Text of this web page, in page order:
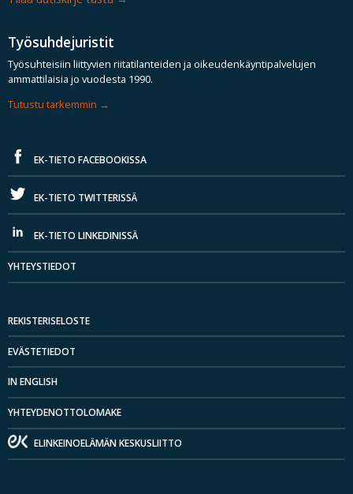
Työsuhdejuristit
Työsuhteisiin liittyvien riitatilanteiden ja oikeudenkäyntipalvelujen
ammattilaisia jo vuodesta 1990.
Tutustu tarkemmin
EK-TIETO FACEBOOKISSA
EK-TIETO TWITTERISSÄ
EK-TIETO LINKEDINISSÄ
YHTEYSTIEDOT
REKISTERISELOSTE
EVÄSTETIEDOT
IN ENGLISH
YHTEYDENOTTOLOMAKE
ELINKEINOELÄMÄN KESKUSLIITTO